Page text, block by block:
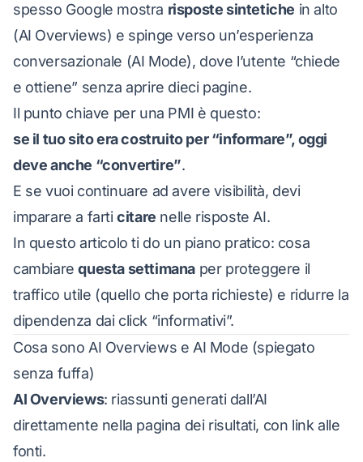
spesso Google mostra risposte sintetiche in alto
(AI Overviews) e spinge verso un’esperienza
conversazionale (AI Mode), dove l’utente “chiede
e ottiene” senza aprire dieci pagine.
Il punto chiave per una PMI è questo:
se il tuo sito era costruito per “informare”, oggi
deve anche “convertire”.
E se vuoi continuare ad avere visibilità, devi
imparare a farticitare nelle risposte AI.
In questo articolo ti do un piano pratico: cosa
cambiarequesta settimana per proteggere il
traffico utile (quello che porta richieste) e ridurre la
dipendenza dai click “informativi”.
Cosa sono AI Overviews e AI Mode (spiegato
senza fuffa)
AI Overviews: riassunti generati dall’AI
direttamente nella pagina dei risultati, con link alle
fonti.